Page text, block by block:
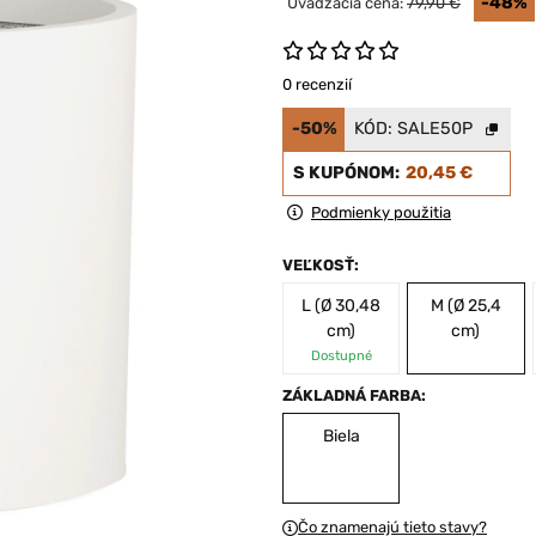
0 recenzií
-50% KÓD: SALE50P
S KUPÓNOM: 20,45 €
Podmienky použitia
VEĽKOSŤ:
L (Ø 30,48
cm)
Dostupné
M (Ø 25,4
cm)
ZÁKLADNÁ FARBA:
Biela
Čo znamenajú tieto stavy?